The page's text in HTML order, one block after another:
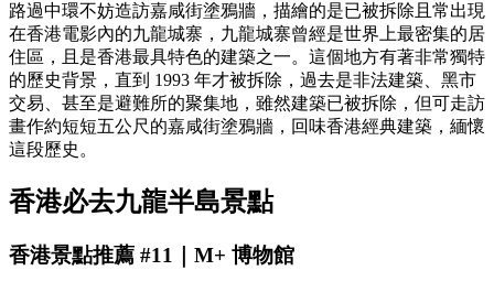
路過中環不妨造訪嘉咸街塗鴉牆，描繪的是已被拆除且常出現
在香港電影內的九龍城寨，九龍城寨曾經是世界上最密集的居
住區，且是香港最具特色的建築之一。這個地方有著非常獨特
的歷史背景，直到 1993 年才被拆除，過去是非法建築、黑市
交易、甚至是避難所的聚集地，雖然建築已被拆除，但可走訪
畫作約短短五公尺的嘉咸街塗鴉牆，回味香港經典建築，緬懷
這段歷史。
香港必去九龍半島景點
香港景點推薦 #11｜M+ 博物館